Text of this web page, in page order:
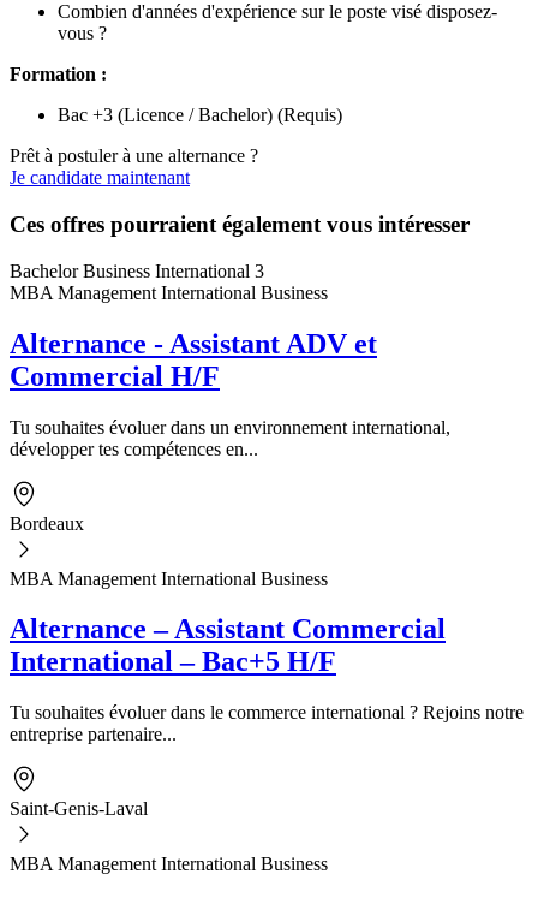
Combien d'années d'expérience sur le poste visé disposez-
vous ?
Formation :
Bac +3 (Licence / Bachelor) (Requis)
Prêt à postuler à une alternance ?
Je candidate maintenant
Ces offres pourraient également vous intéresser
Bachelor Business International 3
MBA Management International Business
Alternance - Assistant ADV et
Commercial H/F
Tu souhaites évoluer dans un environnement international,
développer tes compétences en...
Bordeaux
MBA Management International Business
Alternance – Assistant Commercial
International – Bac+5 H/F
Tu souhaites évoluer dans le commerce international ? Rejoins notre
entreprise partenaire...
Saint-Genis-Laval
MBA Management International Business